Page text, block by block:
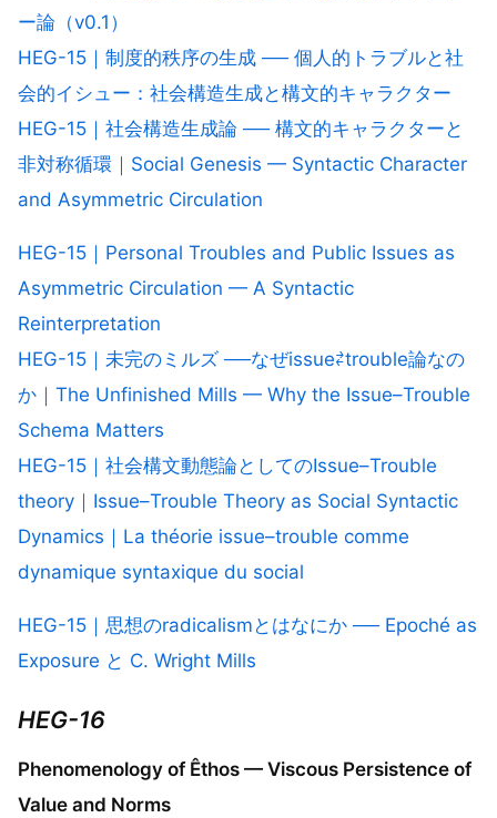
ー論（v0.1）
HEG-15｜制度的秩序の生成 ── 個人的トラブルと社
会的イシュー：社会構造生成と構文的キャラクター
HEG-15｜社会構造生成論 ── 構文的キャラクターと
非対称循環｜Social Genesis — Syntactic Character
and Asymmetric Circulation
HEG-15｜Personal Troubles and Public Issues as
Asymmetric Circulation — A Syntactic
Reinterpretation
HEG-15｜未完のミルズ ──なぜissue⇄trouble論なの
か｜The Unfinished Mills — Why the Issue–Trouble
Schema Matters
HEG-15｜社会構文動態論としてのIssue–Trouble
theory｜Issue–Trouble Theory as Social Syntactic
Dynamics｜La théorie issue–trouble comme
dynamique syntaxique du social
HEG-15｜思想のradicalismとはなにか ── Epoché as
Exposure と C. Wright Mills
HEG-16
Phenomenology of Êthos — Viscous Persistence of
Value and Norms